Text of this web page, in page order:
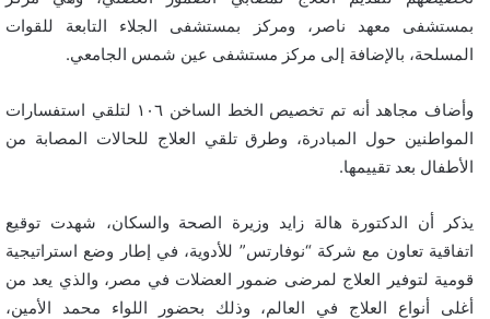
بمستشفى معهد ناصر، ومركز بمستشفى الجلاء التابعة للقوات
المسلحة، بالإضافة إلى مركز مستشفى عين شمس الجامعي.
وأضاف مجاهد أنه تم تخصيص الخط الساخن ١٠٦ لتلقي استفسارات
المواطنين حول المبادرة، وطرق تلقي العلاج للحالات المصابة من
الأطفال بعد تقييمها.
يذكر أن الدكتورة هالة زايد وزيرة الصحة والسكان، شهدت توقيع
اتفاقية تعاون مع شركة “نوفارتس” للأدوية، في إطار وضع استراتيجية
قومية لتوفير العلاج لمرضى ضمور العضلات في مصر، والذي يعد من
أغلى أنواع العلاج في العالم، وذلك بحضور اللواء محمد الأمين،